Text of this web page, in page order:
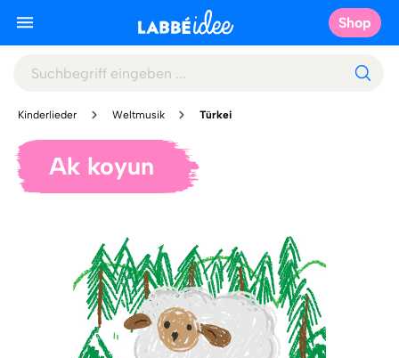
Shop
Kinderlieder Weltmusik Türkei
Ak koyun